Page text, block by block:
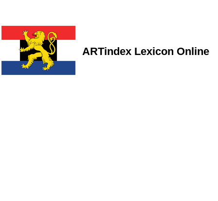
ARTindex Lexicon Online